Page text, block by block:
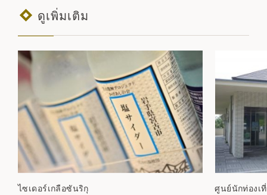
ดูเพิ่มเติม
ไซเดอร์เกลือซันริกุ ศูนย์นักท่องเ